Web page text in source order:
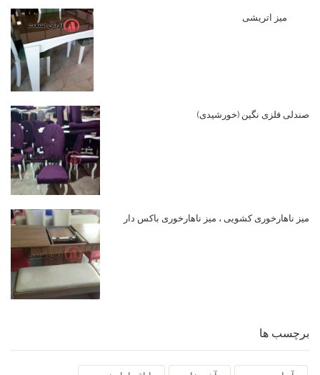
میز اتریشی
صندلی فلزی نگین (خورشیدی)
میز ناهارخوری کشویی ، میز ناهارخوری باکس دار
برچسب ها